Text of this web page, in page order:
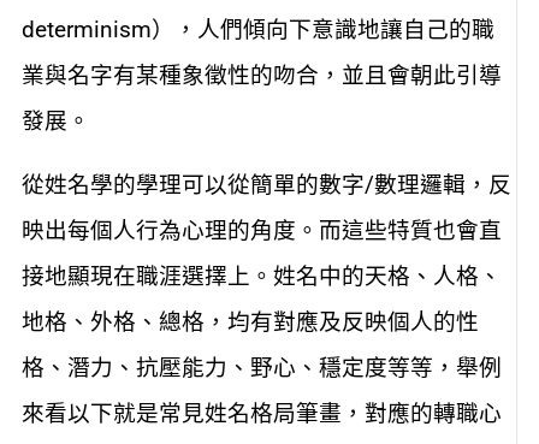
determinism），人們傾向下意識地讓自己的職
業與名字有某種象徵性的吻合，並且會朝此引導
發展。
從姓名學的學理可以從簡單的數字/數理邏輯，反
映出每個人行為心理的角度。而這些特質也會直
接地顯現在職涯選擇上。姓名中的天格、人格、
地格、外格、總格，均有對應及反映個人的性
格、潛力、抗壓能力、野心、穩定度等等，舉例
來看以下就是常見姓名格局筆畫，對應的轉職心